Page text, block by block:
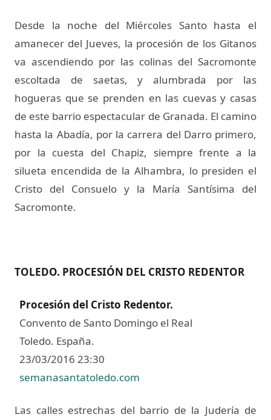
Desde la noche del Miércoles Santo hasta el
amanecer del Jueves, la procesión de los Gitanos
va ascendiendo por las colinas del Sacromonte
escoltada de saetas, y alumbrada por las
hogueras que se prenden en las cuevas y casas
de este barrio espectacular de Granada. El camino
hasta la Abadía, por la carrera del Darro primero,
por la cuesta del Chapiz, siempre frente a la
silueta encendida de la Alhambra, lo presiden el
Cristo del Consuelo y la María Santísima del
Sacromonte.
TOLEDO. PROCESIÓN DEL CRISTO REDENTOR
Procesión del Cristo Redentor.
Convento de Santo Domingo el Real
Toledo. España.
23/03/2016 23:30
semanasantatoledo.com
Las calles estrechas del barrio de la Judería de